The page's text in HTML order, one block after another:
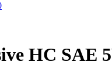
HC SAE